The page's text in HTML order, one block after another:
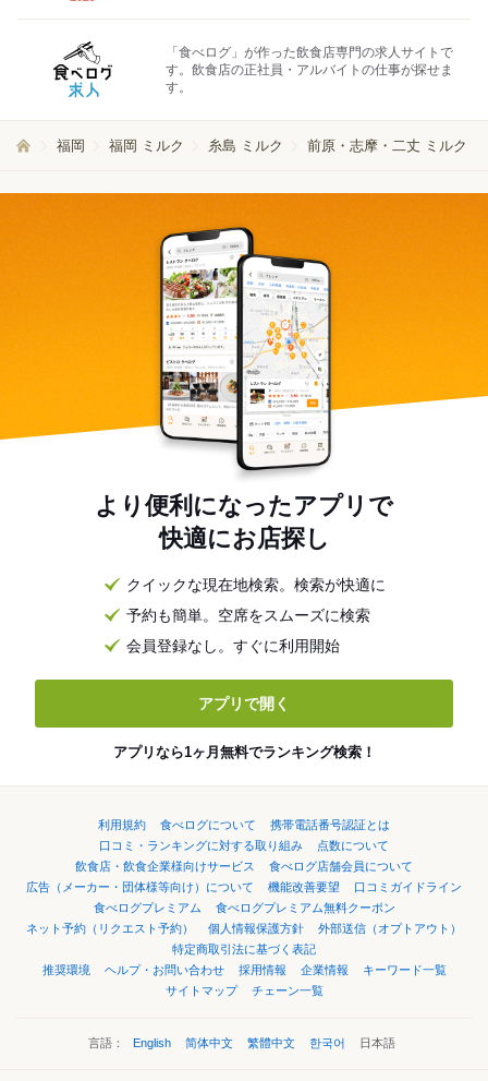
「食べログ」が作った飲食店専門の求人サイトで
す。飲食店の正社員・アルバイトの仕事が探せま
す。
福岡 福岡 ミルク 糸島 ミルク 前原・志摩・二丈 ミルク
より便利になったアプリで
快適にお店探し
クイックな現在地検索。検索が快適に
予約も簡単。空席をスムーズに検索
会員登録なし。すぐに利用開始
アプリで開く
アプリなら1ヶ月無料でランキング検索！
利用規約 食べログについて
携帯電話番号認証とは
口コミ・ランキングに対する取り組み
点数について
飲食店・飲食企業様向けサービス
食べログ店舗会員について
広告（メーカー・団体様等向け）について
機能改善要望
口コミガイドライン
食べログプレミアム
食べログプレミアム無料クーポン
ネット予約（リクエスト予約）
個人情報保護方針
外部送信（オプトアウト）
特定商取引法に基づく表記
推奨環境
ヘルプ・お問い合わせ 採用情報 企業情報
キーワード一覧
サイトマップ
チェーン一覧
言語： English 简体中文 繁體中文 한국어 日本語